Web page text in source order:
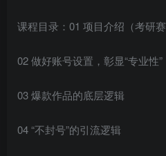
课程目录：01 项目介绍（考研赛
02 做好账号设置，彰显“专业性”
03 爆款作品的底层逻辑
04 “不封号”的引流逻辑